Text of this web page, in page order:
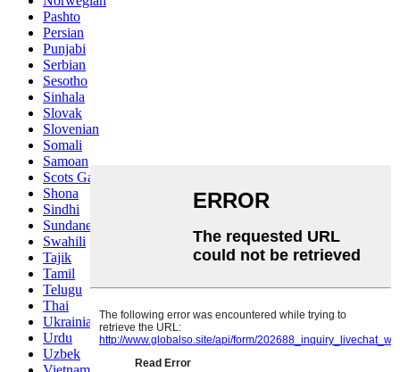
Pashto
Persian
Punjabi
Serbian
Sesotho
Sinhala
Slovak
Slovenian
Somali
Samoan
Scots Gaelic
Shona
Sindhi
Sundanese
Swahili
Tajik
Tamil
Telugu
Thai
Ukrainian
Urdu
Uzbek